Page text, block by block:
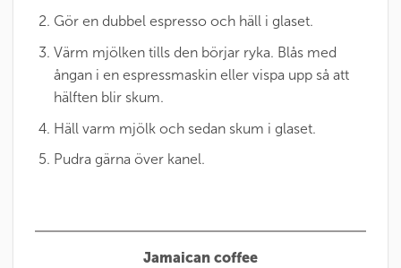
Gör en dubbel espresso och häll i glaset.
Värm mjölken tills den börjar ryka. Blås med
ångan i en espressmaskin eller vispa upp så att
hälften blir skum.
Häll varm mjölk och sedan skum i glaset.
Pudra gärna över kanel.
Jamaican coffee